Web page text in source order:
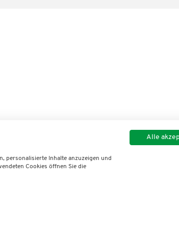
personalisierte Inhalte anzuzeigen und
Cookies öffnen Sie die
Alle